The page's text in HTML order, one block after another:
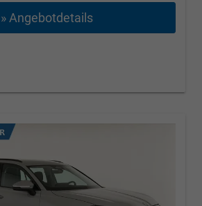
» Angebotdetails